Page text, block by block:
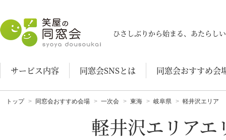
笑屋の同窓会
ひさしぶりから始まる、あたらし
サービス内容 同窓会SNSとは 同窓会おすすめ会
トップ 同窓会おすすめ会場 一次会 東海 岐阜県 軽井沢エリア
軽井沢エリア